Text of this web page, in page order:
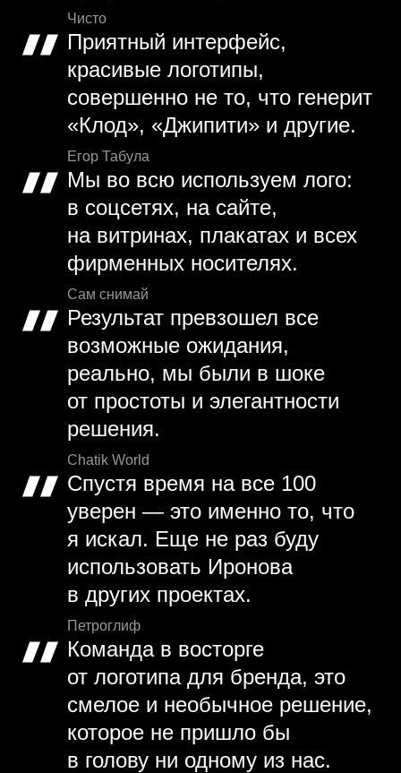
Чисто
Приятный интерфейс,
красивые логотипы,
совершенно не то, что генерит
«Клод», «Джипити» и другие.
Егор Табула
Мы во всю используем лого:
в соцсетях, на сайте,
на витринах, плакатах и всех
фирменных носителях.
Сам снимай
Результат превзошел все
возможные ожидания,
реально, мы были в шоке
от простоты и элегантности
решения.
Chatik World
Спустя время на все 100
уверен — это именно то, что
я искал. Еще не раз буду
использовать Иронова
в других проектах.
Петроглиф
Команда в восторге
от логотипа для бренда, это
смелое и необычное решение,
которое не пришло бы
в голову ни одному из нас.